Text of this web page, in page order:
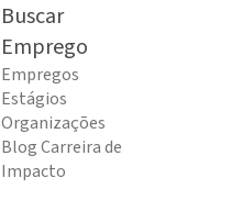
Buscar
Emprego
Empregos
Estágios
Organizações
Blog Carreira de
Impacto